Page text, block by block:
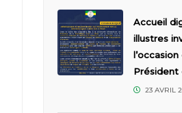
Accueil
illustres
Président
23 AVRIL